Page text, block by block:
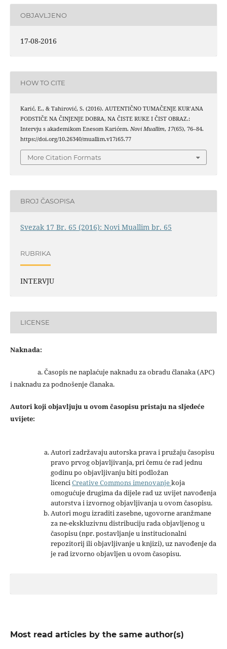
OBJAVLJENO
17-08-2016
HOW TO CITE
Karić, E., & Tahirović, S. (2016). AUTENTIČNO TUMAČENJE KUR’ANA
PODSTIČE NA ČINJENJE DOBRA, NA ČISTE RUKE I ČIST OBRAZ.:
Intervju s akademikom Enesom Karićem. Novi Muallim, 17(65), 76–84.
https://doi.org/10.26340/muallim.v17i65.77
More Citation Formats
BROJ ČASOPISA
Svezak 17 Br. 65 (2016): Novi Muallim br. 65
RUBRIKA
INTERVJU
LICENSE
Naknada:
a. Časopis ne naplaćuje naknadu za obradu članaka (APC)
i naknadu za podnošenje članaka.
Autori koji objavljuju u ovom časopisu pristaju na sljedeće
uvijete:
Autori zadržavaju autorska prava i pružaju časopisu
pravo prvog objavljivanja, pri čemu će rad jednu
godinu po objavljivanju biti podložan
licenciCreative Commons imenovanjekoja
omogućuje drugima da dijele rad uz uvijet navođenja
autorstva i izvornog objavljivanja u ovom časopisu.
Autori mogu izraditi zasebne, ugovorne aranžmane
za ne-ekskluzivnu distribuciju rada objavljenog u
časopisu (npr. postavljanje u institucionalni
repozitorij ili objavljivanje u knjizi), uz navođenje da
je rad izvorno objavljen u ovom časopisu.
Most read articles by the same author(s)